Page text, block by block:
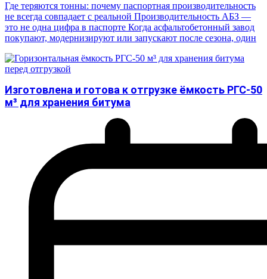
Где теряются тонны: почему паспортная производительность
не всегда совпадает с реальной Производительность АБЗ —
это не одна цифра в паспорте Когда асфальтобетонный завод
покупают, модернизируют или запускают после сезона, один
Изготовлена и готова к отгрузке ёмкость РГС-50
м³ для хранения битума